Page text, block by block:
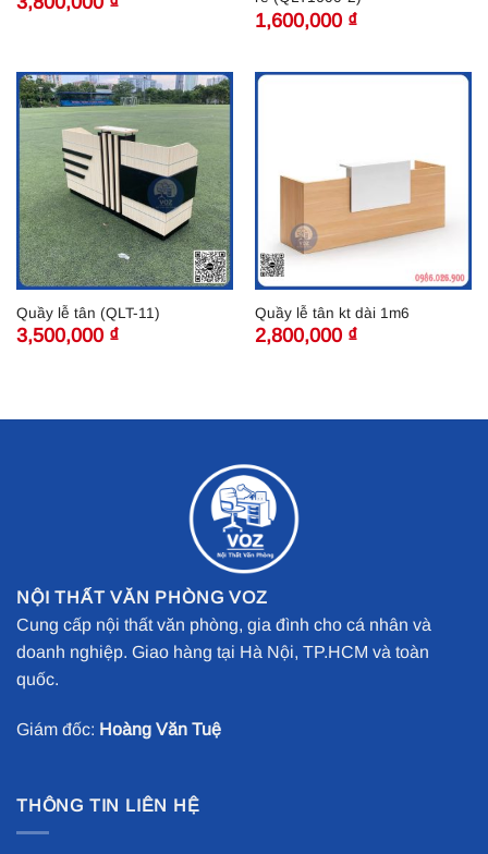
1,600,000 ₫
Quầy lễ tân (QLT-11)
3,500,000 ₫
Quầy lễ tân kt dài 1m6
2,800,000 ₫
NỘI THẤT VĂN PHÒNG VOZ
Cung cấp nội thất văn phòng, gia đình cho cá nhân và
doanh nghiệp. Giao hàng tại Hà Nội, TP.HCM và toàn
quốc.
Giám đốc: Hoàng Văn Tuệ
THÔNG TIN LIÊN HỆ